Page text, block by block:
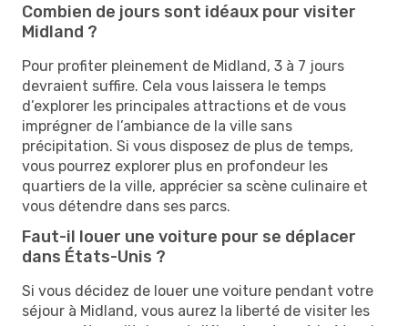
Combien de jours sont idéaux pour visiter
Midland ?
Pour profiter pleinement de Midland, 3 à 7 jours
devraient suffire. Cela vous laissera le temps
d’explorer les principales attractions et de vous
imprégner de l’ambiance de la ville sans
précipitation. Si vous disposez de plus de temps,
vous pourrez explorer plus en profondeur les
quartiers de la ville, apprécier sa scène culinaire et
vous détendre dans ses parcs.
Faut-il louer une voiture pour se déplacer
dans États-Unis ?
Si vous décidez de louer une voiture pendant votre
séjour à Midland, vous aurez la liberté de visiter les